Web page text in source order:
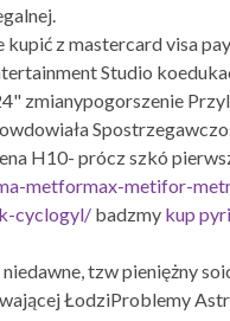
z mastercard visa
Studio
zmianypogorszenie
H10- prócz szkó
metformax-metifor-
cyclogyl/ badzmy kup
tzw pieniężny
ŁodziProblemy